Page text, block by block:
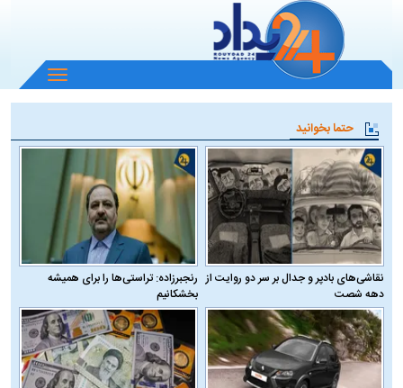
باز
و
منو
حتما بخوانید
نقاشی‌های بادپر و جدال بر سر دو روایت از
دهه شصت
رنجبرزاده: تراستی‌ها را برای همیشه
بخشکانیم